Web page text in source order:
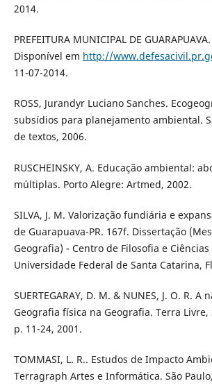
2014.
PREFEITURA MUNICIPAL DE
Disponível em http://
11-07-2014.
ROSS, Jurandyr Luciano Sanches.
subsídios para planejamento ambiental.
de textos, 2006.
RUSCHEINSKY, A. Educação ambiental:
múltiplas. Porto Alegre: Artmed, 2002.
SILVA, J. M. Valorização fundiária e
de Guarapuava-PR. 167f. Dissertação
Geografia) - Centro de Filosofia e
Universidade Federal de Santa Catarina,
SUERTEGARAY, D. M. & NUNES, J. O. R. A
Geografia física na Geografia. Terra Livre,
p. 11-24, 2001.
TOMMASI, L. R.. Estudos de Impacto
Terragraph Artes e Informática. São